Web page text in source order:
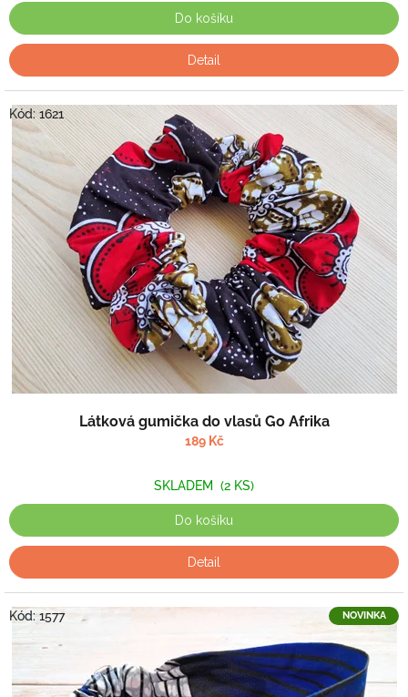
Do košíku
Detail
Látková gumička do vlasů Go Afrika
189 Kč
SKLADEM (2 KS)
Do košíku
Detail
Kód:1621
NOVINKA
Kód:1577